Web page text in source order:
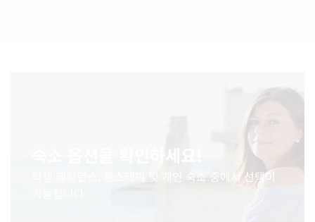
숙소 옵션을 확인하세요!
학생 레지던스, 홈스테이 및 개인 숙소 중에서 선택이